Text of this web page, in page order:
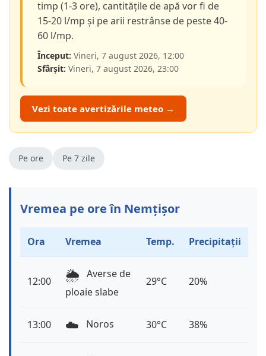
timp (1-3 ore), cantitățile de apă vor fi de
15-20 l/mp și pe arii restrânse de peste 40-
60 l/mp.
Început: Vineri, 7 august 2026, 12:00
Sfârșit: Vineri, 7 august 2026, 23:00
Vezi toate avertizările meteo →
Pe ore Pe 7 zile
Vremea pe ore în Nemțișor
Ora Vremea Temp. Precipitații
12:00 🌦️ Averse de
ploaie slabe
29°C 20%
13:00 ☁️ Noros 30°C 38%